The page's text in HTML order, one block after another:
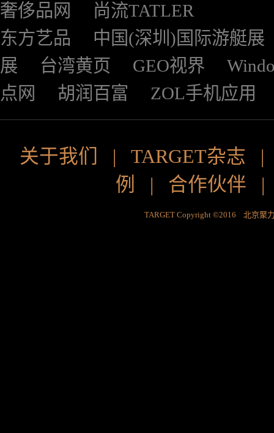
奢侈品网
尚流TATLER
东方艺品
中国(深圳)国际游艇展
展
台湾黄页 GEO视界
点网
胡润百富 ZOL手机应用
关于我们 | TARGET杂志
例
| 合作伙伴
TARGET Copyright ©2016 北京聚